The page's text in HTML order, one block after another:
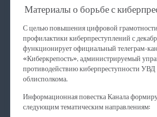
Материалы о борьбе с
С целью повышения цифровой
профилактики киберпреступлений с
функционирует официальный телеграм-
«Киберкрепость», администрируемый
противодействию киберпреступности УВД
облисполкома.
Информационная повестка Канала
следующим тематическим направлениям: